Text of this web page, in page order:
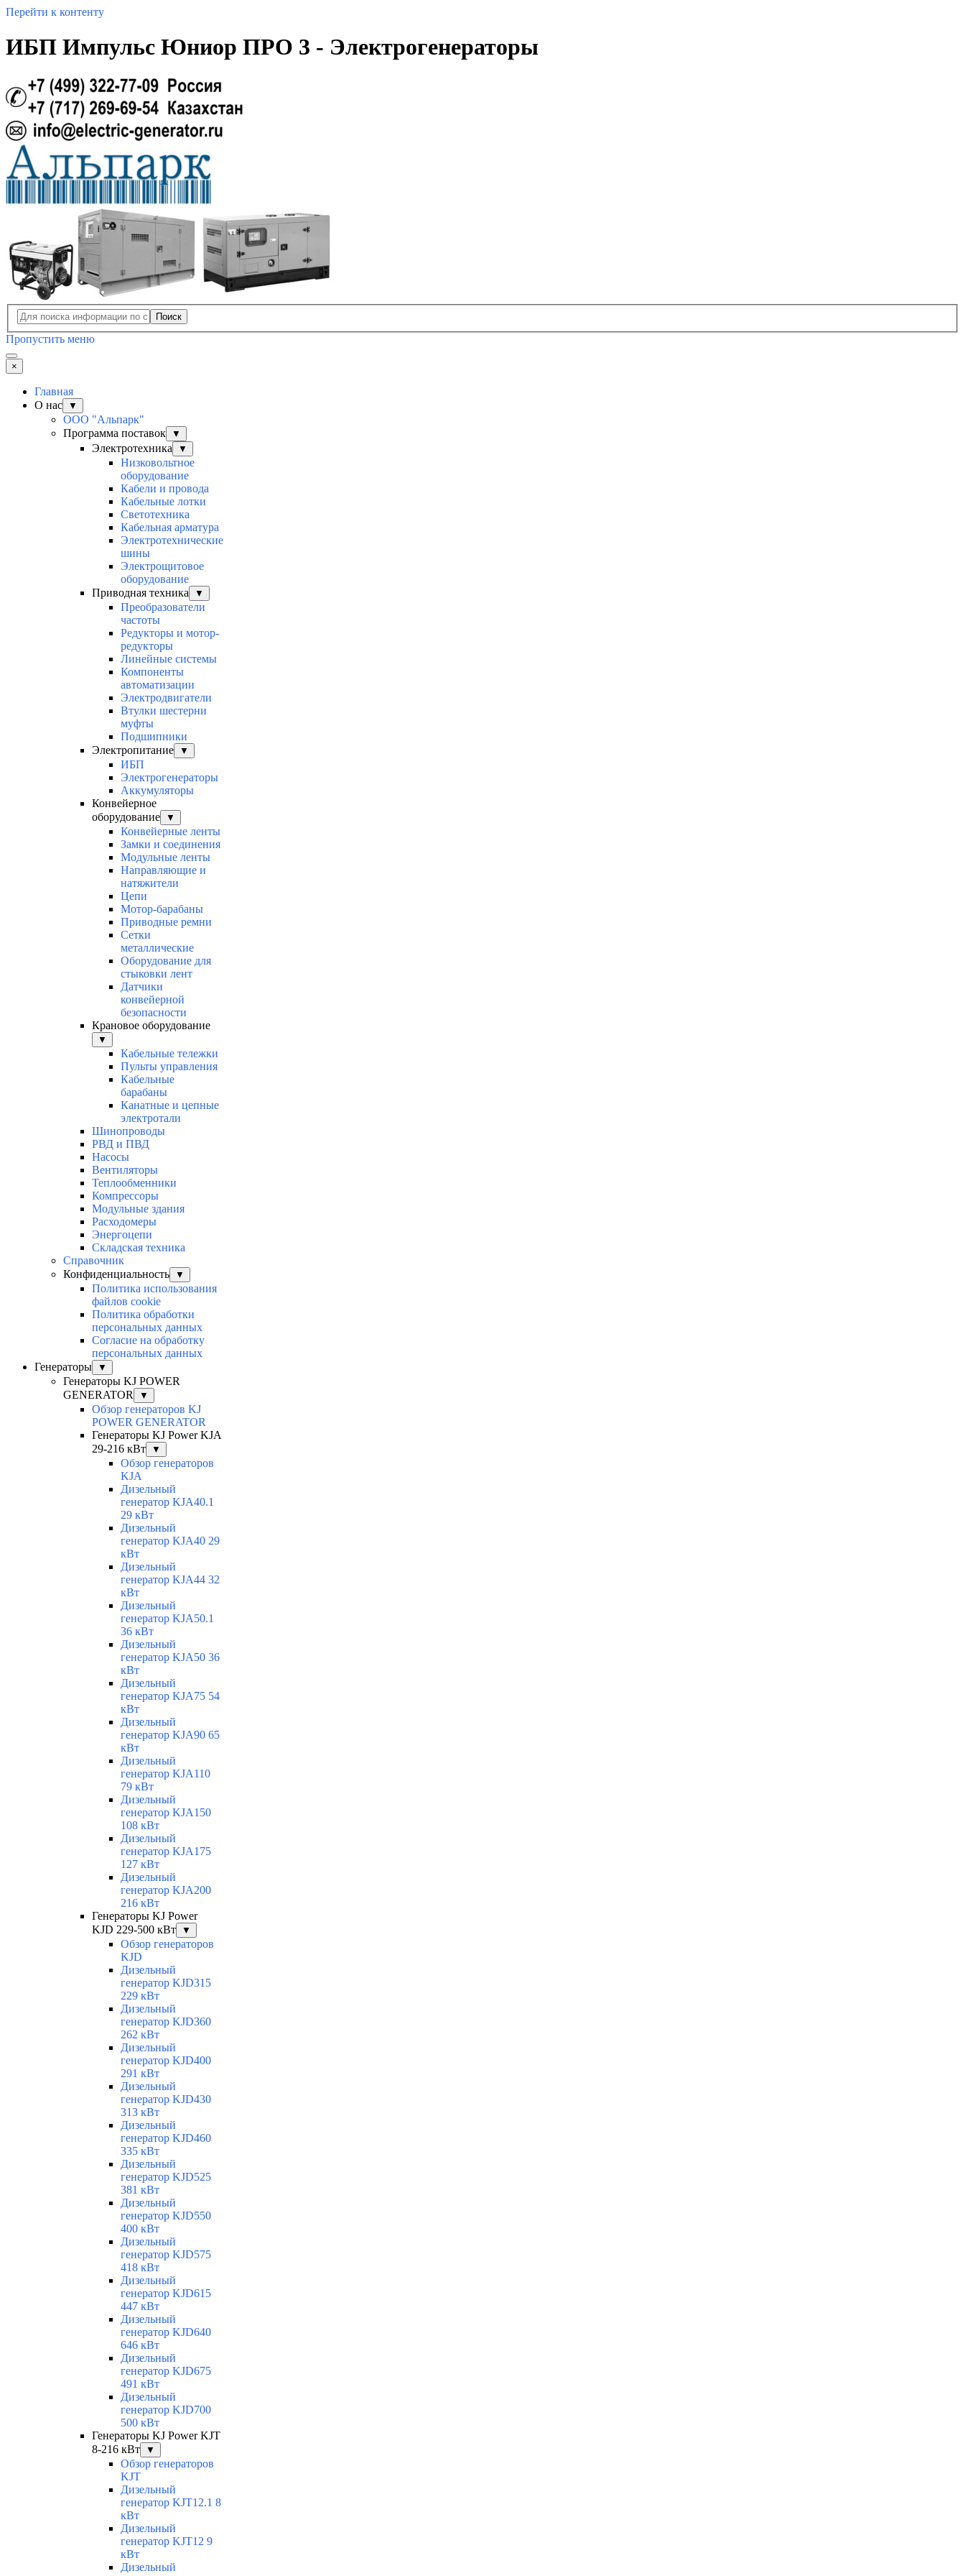
Перейти к контенту
ИБП Импульс Юниор ПРО 3 - Электрогенераторы
Поиск
Пропустить меню
×
Главная
О нас
▼
ООО "Альпарк"
Программа поставок
▼
Электротехника ▼
Низковольтное
оборудование
Кабели и провода
Кабельные лотки
Светотехника
Кабельная арматура
Электротехнические
шины
Электрощитовое
оборудование
Приводная техника
▼
Преобразователи
частоты
Редукторы и мотор-
редукторы
Линейные системы
Компоненты
автоматизации
Электродвигатели
Втулки шестерни
муфты
Подшипники
Электропитание
▼
ИБП
Электрогенераторы
Аккумуляторы
Конвейерное
оборудование
▼
Конвейерные ленты
Замки и соединения
Модульные ленты
Направляющие и
натяжители
Цепи
Мотор-барабаны
Приводные ремни
Сетки
металлические
Оборудование для
стыковки лент
Датчики
конвейерной
безопасности
Крановое оборудование
▼
Кабельные тележки
Пульты управления
Кабельные
барабаны
Канатные и цепные
электротали
Шинопроводы
РВД и ПВД
Насосы
Вентиляторы
Теплообменники
Компрессоры
Модульные здания
Расходомеры
Энергоцепи
Складская техника
Справочник
Конфиденциальность
▼
Политика использования
файлов cookie
Политика обработки
персональных данных
Согласие на обработку
персональных данных
Генераторы
▼
Генераторы KJ POWER
GENERATOR
▼
Обзор генераторов KJ
POWER GENERATOR
Генераторы KJ Power KJA
29-216 кВт
▼
Обзор генераторов
KJA
Дизельный
генератор KJA40.1
29 кВт
Дизельный
генератор KJA40 29
кВт
Дизельный
генератор KJA44 32
кВт
Дизельный
генератор KJA50.1
36 кВт
Дизельный
генератор KJA50 36
кВт
Дизельный
генератор KJA75 54
кВт
Дизельный
генератор KJA90 65
кВт
Дизельный
генератор KJA110
79 кВт
Дизельный
генератор KJA150
108 кВт
Дизельный
генератор KJA175
127 кВт
Дизельный
генератор KJA200
216 кВт
Генераторы KJ Power
KJD 229-500 кВт
▼
Обзор генераторов
KJD
Дизельный
генератор KJD315
229 кВт
Дизельный
генератор KJD360
262 кВт
Дизельный
генератор KJD400
291 кВт
Дизельный
генератор KJD430
313 кВт
Дизельный
генератор KJD460
335 кВт
Дизельный
генератор KJD525
381 кВт
Дизельный
генератор KJD550
400 кВт
Дизельный
генератор KJD575
418 кВт
Дизельный
генератор KJD615
447 кВт
Дизельный
генератор KJD640
646 кВт
Дизельный
генератор KJD675
491 кВт
Дизельный
генератор KJD700
500 кВт
Генераторы KJ Power KJT
8-216 кВт
▼
Обзор генераторов
KJT
Дизельный
генератор KJT12.1 8
кВт
Дизельный
генератор KJT12 9
кВт
Дизельный